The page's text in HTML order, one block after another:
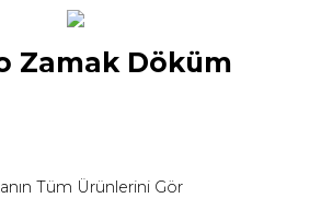
Zamak Döküm
Tüm Ürünlerini Gör